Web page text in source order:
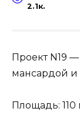
2.1к.
Проект N19
мансардой и
Площадь: 110